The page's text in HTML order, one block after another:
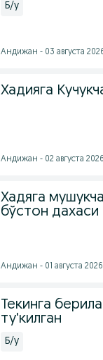
Б/у
Андижан - 03 августа
Хадияга
Андижан - 02 августа 2026
Хадяга
бўстон дахаси
Андижан - 01 августа 2026
Текинга
ту'килган
Б/у